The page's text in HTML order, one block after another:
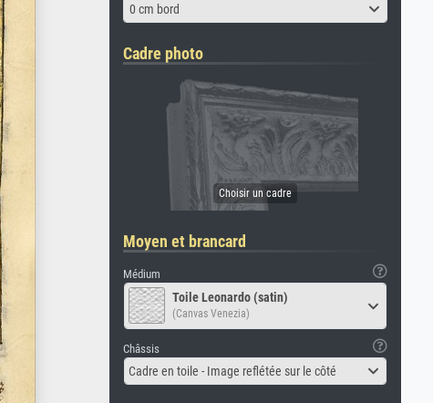
0 cm bord
Cadre photo
Moyen et brancard
Médium
Toile Leonardo (satin)
(Canvas Venezia)
Châssis
Cadre en toile - Image reflétée sur le côté